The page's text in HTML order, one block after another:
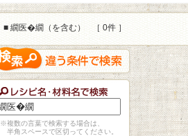
■ 繝医�繝（を含む） ［ 0件 ］
※複数の言葉で検索する場合は、
半角スペースで区切ってください。